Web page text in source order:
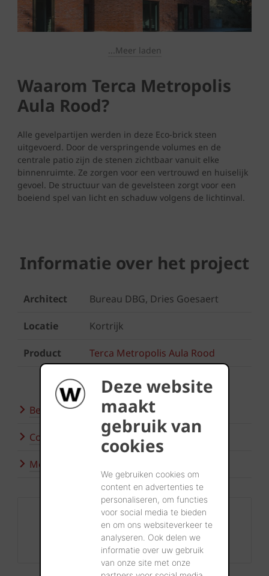
Deze website
maakt
gebruik van
cookies
We gebruiken cookies om
content en advertenties te
personaliseren, om functies
voor social media te bieden
en om ons websiteverkeer te
analyseren. Ook delen we
informatie over uw gebruik
van onze site met onze
...Meer laden
Waarom Terca Metropolis
Aula Rood?
Alle gevelpartijen werden in deze Eco-brick steen
uitgevoerd. Door de verspringende volumes en de
centrale patio zijn de stenen zichtbaar vanuit elke
binnenruimte. Ze zorgen voor een vertrouwd en huiselijk
gevoel. De structuur van de gevelsteen zorgt voor een
boeiend spel van licht en schaduw volgens de lichtinval.
Informatie over het project
Architect Bureau DBG, Dries Goesaert
Locatie Kortrijk
Product Terca Metropolis Aula Rood
Bezoek onze showroom
Contacteer ons
Meer inspiratie
Contact
+32 56 24 96 38
info@wienerberger.be